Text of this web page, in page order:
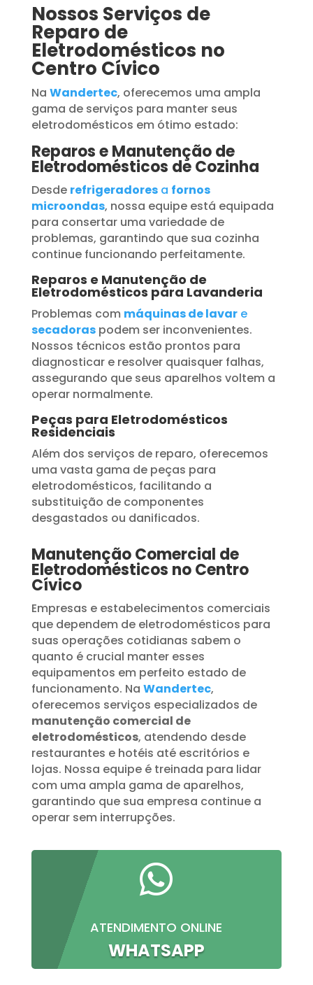
Nossos Serviços de
Reparo de
Eletrodomésticos no
Centro Cívico
Na Wandertec, oferecemos uma ampla
gama de serviços para manter seus
eletrodomésticos em ótimo estado:
Reparos e Manutenção de
Eletrodomésticos de Cozinha
Desde refrigeradoresa fornos
microondas, nossa equipe está equipada
para consertar uma variedade de
problemas, garantindo que sua cozinha
continue funcionando perfeitamente.
Reparos e Manutenção de
Eletrodomésticos para Lavanderia
Problemas com máquinas de lavare
secadoraspodem ser inconvenientes.
Nossos técnicos estão prontos para
diagnosticar e resolver quaisquer falhas,
assegurando que seus aparelhos voltem a
operar normalmente.
Peças para Eletrodomésticos
Residenciais
Além dos serviços de reparo, oferecemos
uma vasta gama de peças para
eletrodomésticos, facilitando a
substituição de componentes
desgastados ou danificados.
Manutenção Comercial de
Eletrodomésticos no Centro
Cívico
Empresas e estabelecimentos comerciais
que dependem de eletrodomésticos para
suas operações cotidianas sabem o
quanto é crucial manter esses
equipamentos em perfeito estado de
funcionamento. Na Wandertec,
oferecemos serviços especializados de
manutenção comercial de
eletrodomésticos, atendendo desde
restaurantes e hotéis até escritórios e
lojas. Nossa equipe é treinada para lidar
com uma ampla gama de aparelhos,
garantindo que sua empresa continue a
operar sem interrupções.

ATENDIMENTO ONLINE
WHATSAPP